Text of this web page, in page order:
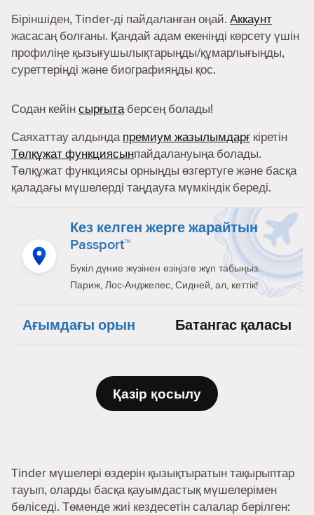
Біріншіден, Tinder-ді пайдаланған оңай. Аккаунт
жасасаң болғаны. Қандай адам екеніңді көрсету үшін
профиліңе қызығушылықтарыңды/құмарлығыңды,
суреттеріңді және биографияңды қос.
Содан кейінсырғытаберсең болады!
Саяхаттау алдындапремиум жазылымдарғ кіретін
Төлқұжат функциясынпайдалануыңа болады.
Төлқұжат функциясы орныңды өзгертуге және басқа
қаладағы мүшелерді таңдауға мүмкіндік береді.
Кез келген жерге жарайтын
Passport™
Бүкіл дүние жүзінен өзіңізге жұп табыңыз.
Париж, Лос-Анджелес, Сидней, ал, кеттік!
Ағымдағы орын Батангас қаласы
Қазір қосылу
Tinder мүшелері өздерін қызықтыратын тақырыптар
тауып, оларды басқа қауымдастық мүшелерімен
бөліседі. Төменде жиі кездесетін салалар берілген: